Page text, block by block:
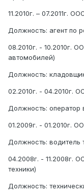
11.2010г. – 07.2011г.
Должность: агент по
08.2010г. - 10.2010г.
автомобилей)
Должность:
02.2010г. - 04.2010г.
Должность: оператор
01.2009г. - 01.2010г.
Должность: водитель
04.2008г. - 11.2008г.
техники)
Должность: